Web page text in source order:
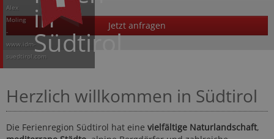
in
Südtirol
Alex
Moling
-
www.idm-
suedtirol.com
Jetzt anfragen
Herzlich willkommen in Südtirol
Die Ferienregion Südtirol hat eine vielfältige Naturlandschaft,